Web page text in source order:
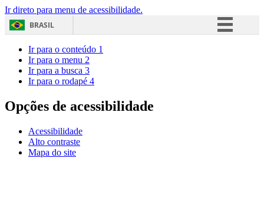
Ir direto para menu de acessibilidade.
BRASIL
Acesso à informação
Ir para o conteúdo 1
Ir para o menu 2
Ir para a busca 3
Ir para o rodapé 4
Opções de acessibilidade
Acessibilidade
Alto contraste
Mapa do site